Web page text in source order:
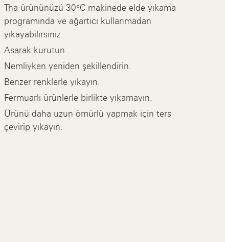
Tha ürününüzü 30°C makinede elde yıkama
programında ve ağartıcı kullanmadan
yıkayabilirsiniz.
Asarak kurutun.
Nemliyken yeniden şekillendirin.
Benzer renklerle yıkayın.
Fermuarlı ürünlerle birlikte yıkamayın.
Ürünü daha uzun ömürlü yapmak için ters
çevirip yıkayın.